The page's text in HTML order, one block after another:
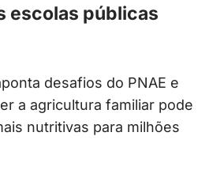
escolas públicas
desafios do PNAE e
a agricultura familiar pode
nutritivas para milhões